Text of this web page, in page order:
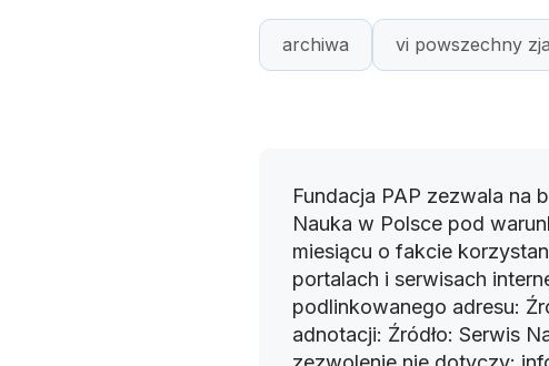
archiwa vi powszechny
Fundacja PAP zezwala na
Nauka w Polsce pod
miesiącu o fakcie
portalach i serwisach
podlinkowanego adresu:
adnotacji: Źródło: Serwis